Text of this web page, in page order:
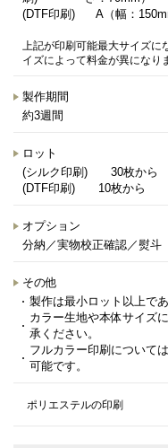
(DTF印刷)
A（幅：
上記が印刷可能最大サイズに
イズによって料金が異になり
製作期間
約3週間
ロット
(シルク印刷) 30枚から
(DTF印刷) 10枚から
オプション
分納／実物校正確認／熨斗
その他
製作は最小ロット以上で
カラー生地や本体サイズ
承ください。
フルカラー印刷について
可能です。
ポリエステルの印刷